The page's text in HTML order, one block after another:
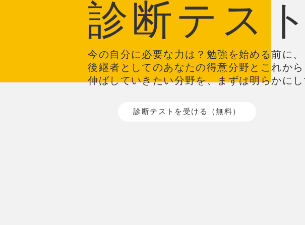
診断テスト
今の自分に必要な力は？勉強を始める前に、
後継者としてのあなたの得意分野とこれから
伸ばしていきたい分野を、まずは明らかにし
診断テストを受ける（無料）